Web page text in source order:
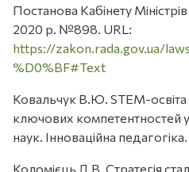
Постанова Кабінету
2020 р. №898. URL:
https://zakon.rada.gov.ua/
%D0%BF#Text
Ковальчук В.Ю. STEM-освіта
ключових компетентностей
наук. Інноваційна
Коломієць Л.В. Стратегія